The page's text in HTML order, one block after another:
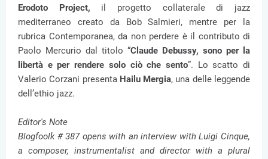
Erodoto Project, il progetto collaterale di jazz
mediterraneo creato da Bob Salmieri, mentre per la
rubrica Contemporanea, da non perdere è il contributo di
Paolo Mercurio dal titolo “Claude Debussy, sono per la
libertà e per rendere solo ciò che sento”. Lo scatto di
Valerio Corzani presenta Hailu Mergia, una delle leggende
dell’ethio jazz.
Editor's Note
Blogfoolk # 387 opens with an interview with Luigi Cinque,
a composer, instrumentalist and director with a plural